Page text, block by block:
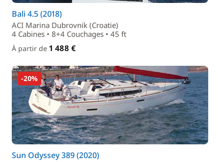
Bali 4.5 (2018)
ACI Marina Dubrovnik (Croatie)
4 Cabines • 8+4 Couchages • 45 ft
À partir de 1 488 €
-20%
Sun Odyssey 389 (2020)